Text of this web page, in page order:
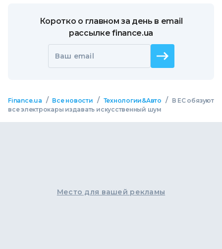
Коротко о главном за день в email
рассылке finance.ua
Ваш email
Finance.ua / Все новости / Технологии&Авто /
В ЕС обязуют
все электрокары издавать искусственный шум
Место для вашей рекламы